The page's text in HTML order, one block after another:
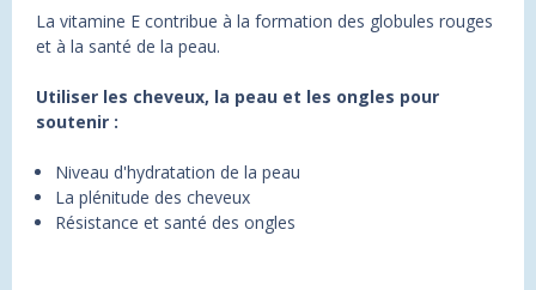
La vitamine E contribue à la formation des globules rouges
et à la santé de la peau.
Utiliser les cheveux, la peau et les ongles pour
soutenir :
Niveau d'hydratation de la peau
La plénitude des cheveux
Résistance et santé des ongles